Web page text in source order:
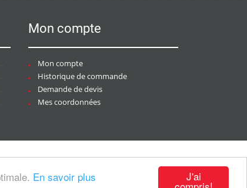
J'ai
En savoir plus
Mon compte
Mon compte
Historique de commande
Demande de devis
Mes coordonnées